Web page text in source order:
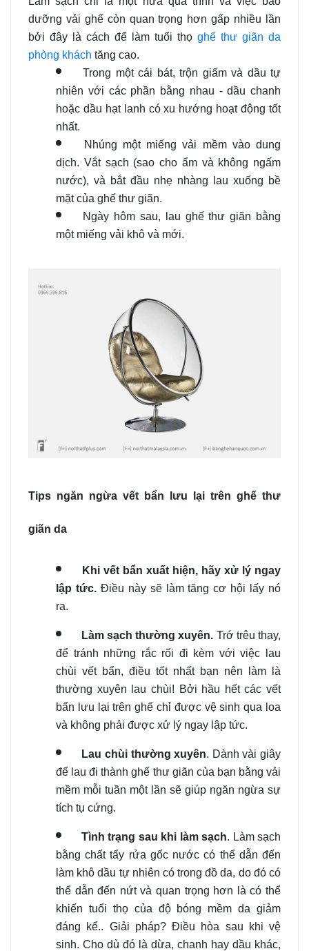
dưỡng vải ghế còn quan trọng hơn gấp nhiều lần
bởi đây là cách để làm tuổi thọ ghế thư giãn da
phòng khách tăng cao.
Trong một cái bát, trộn giấm và dầu tự
nhiên với các phần bằng nhau - dầu chanh
hoặc dầu hạt lanh có xu hướng hoạt động tốt
nhất.
Nhúng một miếng vải mềm vào dung
dịch. Vắt sạch (sao cho ẩm và không ngấm
nước), và bắt đầu nhẹ nhàng lau xuống bề
mặt của ghế thư giãn.
Ngày hôm sau, lau ghế thư giãn bằng
một miếng vải khô và mới.
Tips ngăn ngừa vết bẩn lưu lại trên ghế thư
giãn da
Khi vết bẩn xuất hiện, hãy xử lý ngay
lập tức.Điều này sẽ làm tăng cơ hội lấy nó
ra.
Làm sạch thường xuyên. Trớ trêu thay,
để tránh những rắc rối đi kèm với việc lau
chùi vết bẩn, điều tốt nhất bạn nên làm là
thường xuyên lau chùi! Bởi hầu hết các vết
bẩn lưu lại trên ghế chỉ được vệ sinh qua loa
và không phải được xử lý ngay lập tức.
Lau chùi thường xuyên. Dành vài giây
để lau đi thành ghế thư giãn của bạn bằng vải
mềm mỗi tuần một lần sẽ giúp ngăn ngừa sự
tích tụ cứng.
Tình trạng sau khi làm sạch. Làm sạch
bằng chất tẩy rửa gốc nước có thể dẫn đến
làm khô dầu tự nhiên có trong đồ da, do đó có
thể dẫn đến nứt và quan trọng hơn là có thể
khiến tuổi thọ của độ bóng mềm da giảm
đáng kể.. Giải pháp? Điều hòa sau khi vệ
sinh. Cho dù đó là dừa, chanh hay dầu khác,